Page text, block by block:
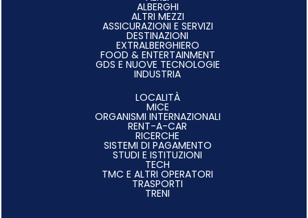
ALBERGHI
ALTRI MEZZI
ASSICURAZIONI E SERVIZI
DESTINAZIONI
EXTRALBERGHIERO
FOOD & ENTERTAINMENT
GDS E NUOVE TECNOLOGIE
INDUSTRIA
LOCALITÀ
MICE
ORGANISMI INTERNAZIONALI
RENT-A-CAR
RICERCHE
SISTEMI DI PAGAMENTO
STUDI E ISTITUZIONI
TECH
TMC E ALTRI OPERATORI
TRASPORTI
TRENI